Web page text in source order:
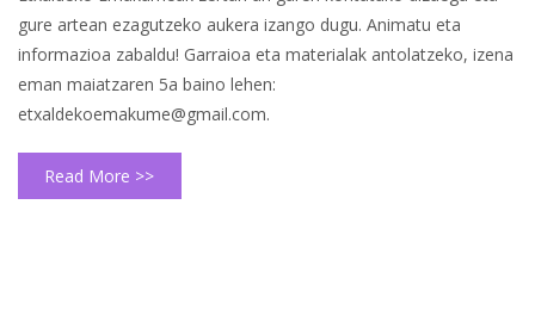
gure artean ezagutzeko aukera izango dugu. Animatu eta
informazioa zabaldu! Garraioa eta materialak antolatzeko, izena
eman maiatzaren 5a baino lehen:
etxaldekoemakume@gmail.com.
Read More >>